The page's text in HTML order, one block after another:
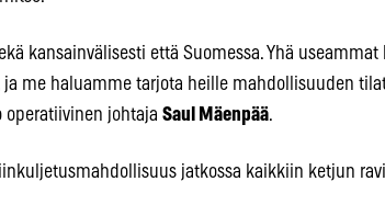
kansainvälisesti että Suomessa. Yhä
ja me haluamme tarjota heille mahdollisuuden
operatiivinen johtaja Saul Mäenpää.
jatkossa kaikkiin ketjun